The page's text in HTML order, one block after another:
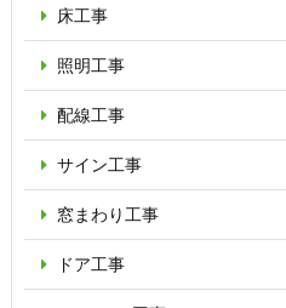
床工事
照明工事
配線工事
サイン工事
窓まわり工事
ドア工事